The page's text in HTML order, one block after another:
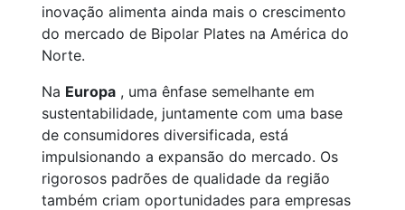
inovação alimenta ainda mais o crescimento
do mercado de Bipolar Plates na América do
Norte.
Na Europa , uma ênfase semelhante em
sustentabilidade, juntamente com uma base
de consumidores diversificada, está
impulsionando a expansão do mercado. Os
rigorosos padrões de qualidade da região
também criam oportunidades para empresas